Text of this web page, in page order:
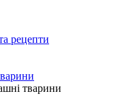
рецепти
тварини